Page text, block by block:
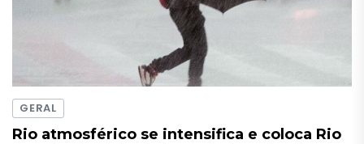
GERAL
Rio atmosférico se intensifica e coloca Rio